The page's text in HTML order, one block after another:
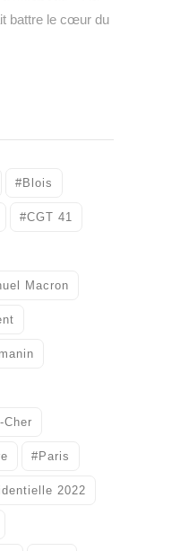
battre le cœur du
#Blois
#CGT 41
Macron
Cher
#Paris
2022